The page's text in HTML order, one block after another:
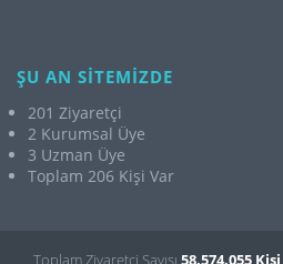
ŞU AN SİTEMİZDE
201 Ziyaretçi
2 Kurumsal Üye
3 Uzman Üye
Toplam 206 Kişi Var
Toplam Ziyaretçi Sayısı 58.574.055 Kişi